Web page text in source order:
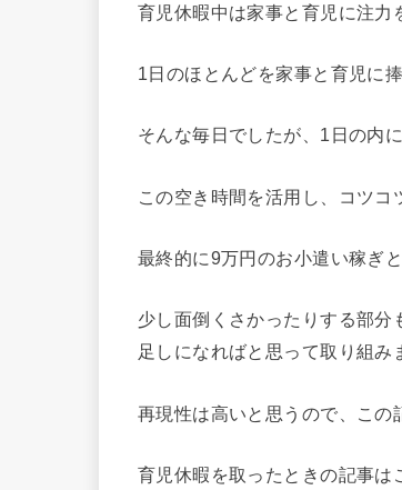
育児休暇中は家事と育児に注力
1日のほとんどを家事と育児に
そんな毎日でしたが、1日の内
この空き時間を活用し、コツコ
最終的に9万円のお小遣い稼ぎと
少し面倒くさかったりする部
足しになればと思って取り組み
再現性は高いと思うので、この
育児休暇を取ったときの記事は